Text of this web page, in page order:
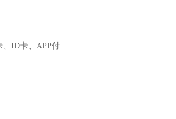
、ID卡、APP付